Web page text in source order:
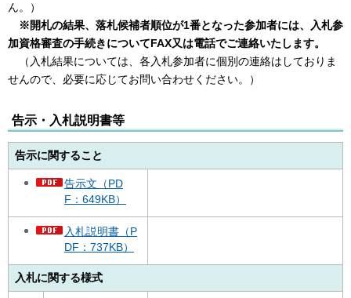
ん。）
※開札の結果、落札候補者順位が1番となった参加者には、入札参
加資格審査の手続きについてFAX又は電話でご連絡いたします。
（入札結果については、各入札参加者に個別の連絡はしておりま
せんので、必要に応じてお問い合わせください。）
告示・入札説明書等
告示に関すること
告示文（PD
F：649KB）
入札説明書（P
DF：737KB）
入札に関する様式